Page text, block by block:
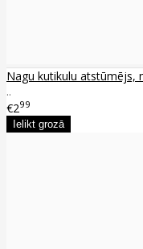
Nagu kutikulu atstūmējs,
..
€299